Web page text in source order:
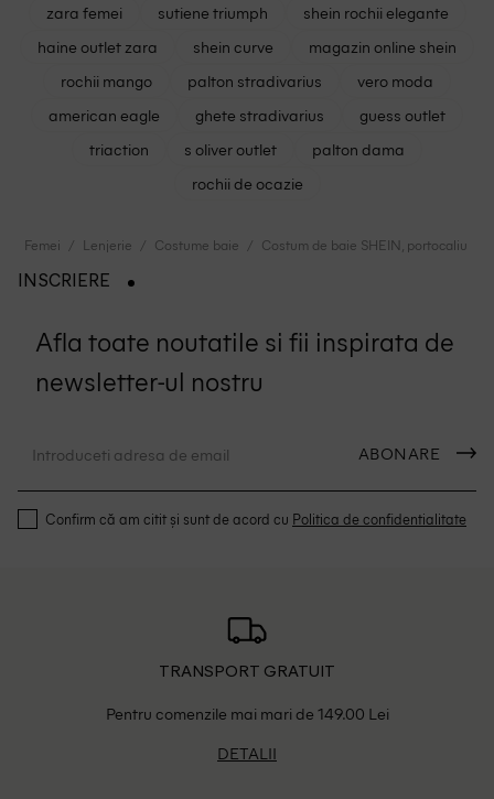
zara femei
sutiene triumph
shein rochii elegante
haine outlet zara
shein curve
magazin online shein
rochii mango
palton stradivarius
vero moda
american eagle
ghete stradivarius
guess outlet
triaction
s oliver outlet
palton dama
rochii de ocazie
Femei Lenjerie Costume baie Costum de baie SHEIN, portocaliu
INSCRIERE
Afla toate noutatile si fii inspirata de
newsletter-ul nostru
ABONARE
Confirm că am citit și sunt de acord cu Politica de confidentialitate
TRANSPORT GRATUIT
Pentru comenzile mai mari de 149.00 Lei
DETALII